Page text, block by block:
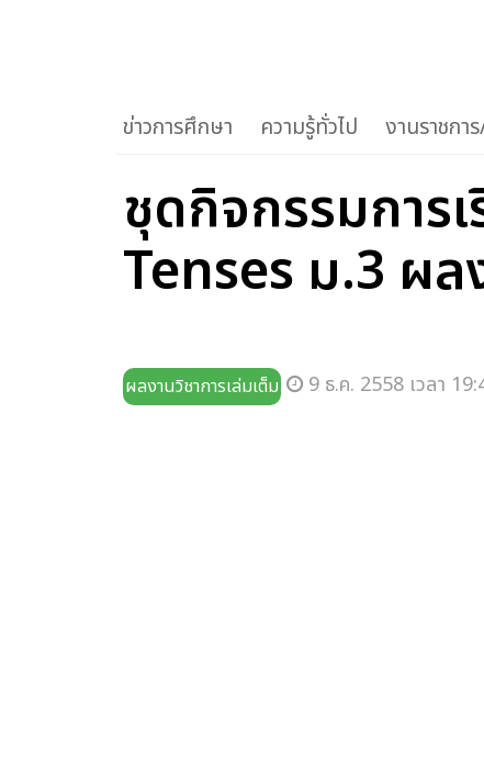
ข่าวการศึกษา ความรู้ทั่วไป งานราชกา
ชุดกิจกรรมการ
Tenses ม.3 ผ
ผลงานวิชาการเล่มเต็ม 9 ธ.ค. 2558 เวลา